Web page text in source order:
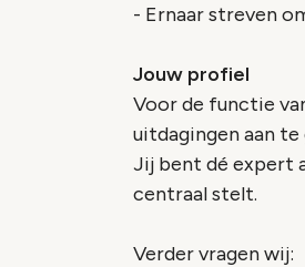
- Ernaar streven
Jouw profiel
Voor de functie
uitdagingen aan
Jij bent dé expert
centraal stelt.
Verder vragen wij: